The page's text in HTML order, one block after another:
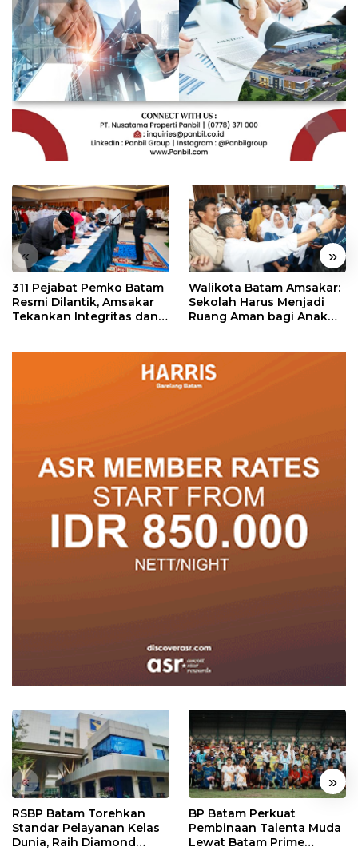
« »
311 Pejabat Pemko Batam
Resmi Dilantik, Amsakar
Tekankan Integritas dan
Walikota Batam Amsakar:
Sekolah Harus Menjadi
Ruang Aman bagi Anak
« »
RSBP Batam Torehkan
Standar Pelayanan Kelas
Dunia, Raih Diamond
BP Batam Perkuat
Pembinaan Talenta Muda
Lewat Batam Prime